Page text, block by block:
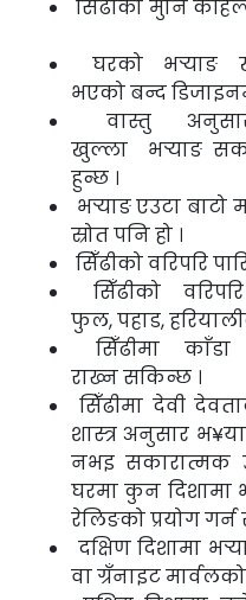
सिँढीको मुनि
घरको भर्‍याङ
भएकोबन्द
वास्तु
खुल्ला
भर्‍याङ
हुन्छ ।
भर्‍याङ एउटा
स्रोत पनि हो ।
सिँढीको वरिपरि
सिँढीको
फुल,पहाड,
सिँढीमा
राख्नसकिन्छ ।
सिँढीमा देवी
शास्त्र अनुसार
नभइ सकारात्मक
घरमा कुन दिशामा
रेलिङको प्रयोग
दक्षिण दिशामा
वा ग्रँनाइट